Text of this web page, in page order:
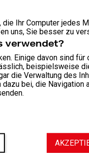
Ihr Computer jedes
uns, Sie besser zu
verwendet?
Einige davon sind
beispielsweise
die Verwaltung des
bei, die Navigation